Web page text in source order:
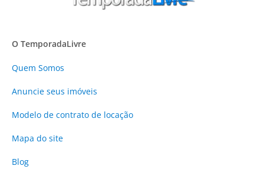
O TemporadaLivre
Quem Somos
Anuncie seus imóveis
Modelo de contrato de locação
Mapa do site
Blog